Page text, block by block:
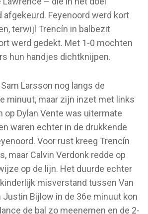
Feyenoord werd kort
terwijl Trencín in balbezit
werd gedekt. Met 1-0 mochten
hun handjes dichtknijpen.
Larsson nog langs de
minuut, maar zijn inzet met links
op Dylan Vente was uitermate
waren echter in de drukkende
Voor rust kreeg Trencín
maar Calvin Verdonk redde op
op de lijn. Het duurde echter
misverstand tussen Van
Justin Bijlow in de 36e minuut kon
de bal zo meenemen en de 2-